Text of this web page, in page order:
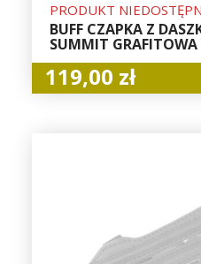
PRODUKT
BUFF CZAPKA Z
SUMMIT
119,00 zł